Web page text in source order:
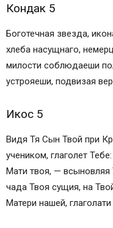
Кондак 5
Боготечная звезда,
хлеба насущнаго,
милости соблюдаеши
устрояеши, подвизая
Икос 5
Видя Тя Сын Твой при
учеником, глаголет
Мати твоя, —
чада Твоя сущия, на
Матери нашей,